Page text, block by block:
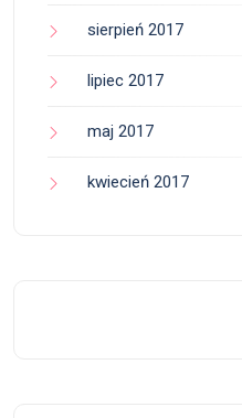
sierpień 2017
lipiec 2017
maj 2017
kwiecień 2017